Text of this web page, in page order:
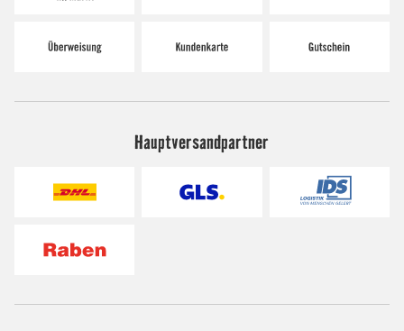
Hauptversandpartner